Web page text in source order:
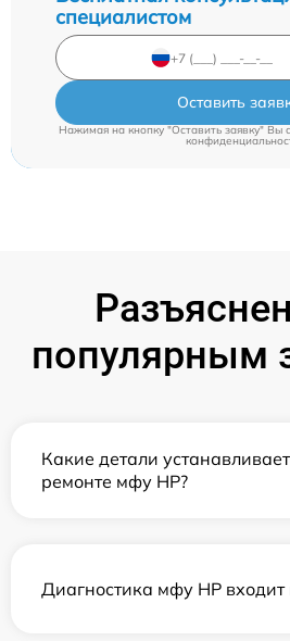
специалистом
Оставить
Нажимая на кнопку "Оставить заявку" Вы
популярным
Какие детали
ремонте мфу HP?
Диагностика мфу HP входит